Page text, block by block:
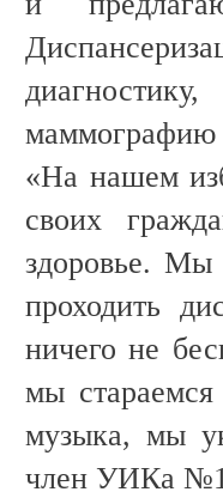
«На нашем
своих
здоровье. Мы
проходить
ничего не
мы
музыка, мы
член УИКа